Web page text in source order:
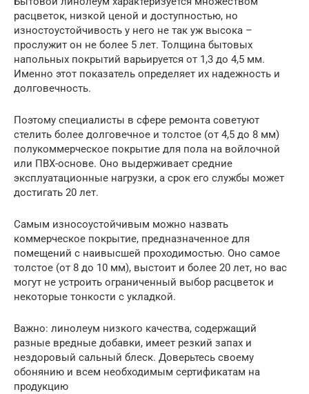
расцветок, низкой ценой и доступностью, но
изностоустойчивость у него не так уж высока –
прослужит он не более 5 лет. Толщина бытовых
напольных покрытий варьируется от 1,3 до 4,5 мм.
Именно этот показатель определяет их надежность и
долговечность.
Поэтому специалисты в сфере ремонта советуют
стелить более долговечное и толстое (от 4,5 до 8 мм)
полукоммерческое покрытие для пола на войлочной
или ПВХ-основе. Оно выдерживает средние
эксплуатационные нагрузки, а срок его службы может
достигать 20 лет.
Самым износоустойчивым можно назвать
коммерческое покрытие, предназначенное для
помещений с наивысшей проходимостью. Оно самое
толстое (от 8 до 10 мм), выстоит и более 20 лет, но вас
могут не устроить ограниченный выбор расцветок и
некоторые тонкости с укладкой.
Важно: линолеум низкого качества, содержащий
разные вредные добавки, имеет резкий запах и
нездоровый сальный блеск. Доверьтесь своему
обонянию и всем необходимым сертификатам на
продукцию